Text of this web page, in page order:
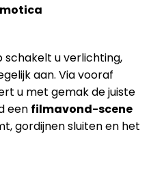
schakelt u verlichting,
aan. Via vooraf
u met gemak de juiste
een filmavond-scene
gordijnen sluiten en het